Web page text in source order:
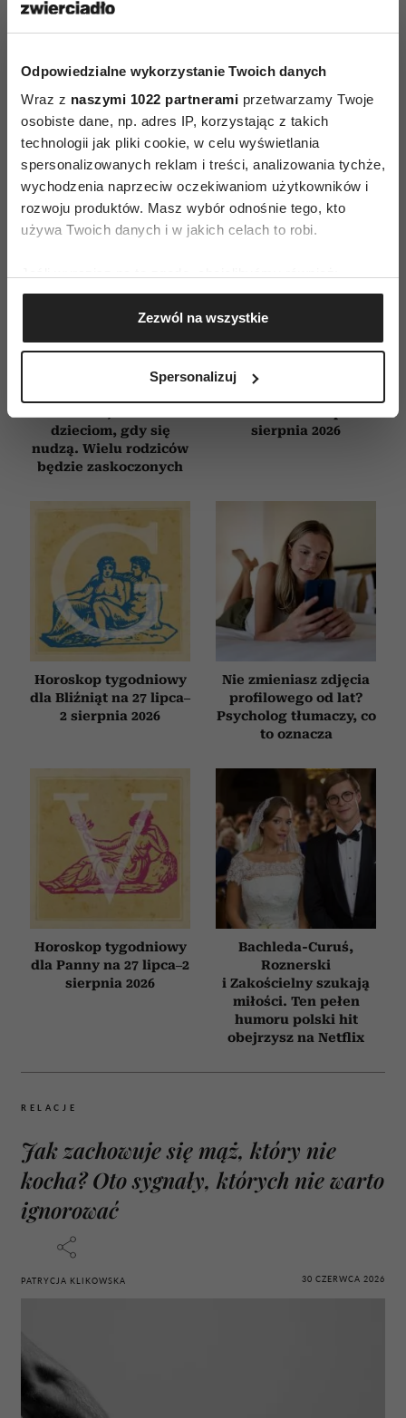
Odpowiedzialne wykorzystanie Twoich danych
Wraz z naszymi 1022 partnerami przetwarzamy Twoje
osobiste dane, np. adres IP, korzystając z takich
technologii jak pliki cookie, w celu wyświetlania
spersonalizowanych reklam i treści, analizowania tychże,
wychodzenia naprzeciw oczekiwaniom użytkowników i
rozwoju produktów. Masz wybór odnośnie tego, kto
używa Twoich danych i w jakich celach to robi.
Gromadzić dane dotyczące Twojej lokalizacji
geograficznej z dokładnością nawet do kilku metrów
Identyfikować Twoje urządzenie, aktywnie
(fingerprinting, czyli wirtualny odcisk palca)
dane są przetwarzane oraz ustaw własne preferencje w
sekcji szczegółów. W Deklaracji plików cookie możesz
zmienić lub wycofać swoją zgodę w dowolnej chwili.
Wykorzystujemy pliki cookie do spersonalizowania treści
i reklam, aby oferować funkcje społecznościowe i
analizować ruch w naszej witrynie. Informacje o tym, jak
korzystasz z naszej witryny, udostępniamy partnerom
społecznościowym, reklamowym i analitycznym.
Partnerzy mogą połączyć te informacje z innymi danymi
otrzymanymi od Ciebie lub uzyskanymi podczas
korzystania z ich usług.
Zezwól na wszystkie
Spersonalizuj
dzieciom, gdy się
nudzą. Wielu rodziców
będzie zaskoczonych
sierpnia 2026
Horoskop tygodniowy
dla Bliźniąt na 27 lipca–
2 sierpnia 2026
Nie zmieniasz zdjęcia
profilowego od lat?
Psycholog tłumaczy, co
to oznacza
Horoskop tygodniowy
dla Panny na 27 lipca–2
sierpnia 2026
Bachleda-Curuś,
Roznerski
i Zakościelny szukają
miłości. Ten pełen
humoru polski hit
obejrzysz na Netflix
RELACJE
Jak zachowuje się mąż, który nie
kocha? Oto sygnały, których nie warto
ignorować
PATRYCJA KLIKOWSKA 30 CZERWCA 2026